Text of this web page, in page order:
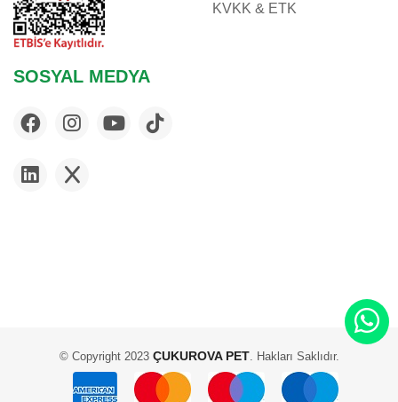
FLAMINGO
FLEXI
G & B
GIMCAT
JOE'S CAT
KVKK & ETK
SOSYAL MEDYA
© Copyright 2023ÇUKUROVA PET. Hakları Saklıdır.